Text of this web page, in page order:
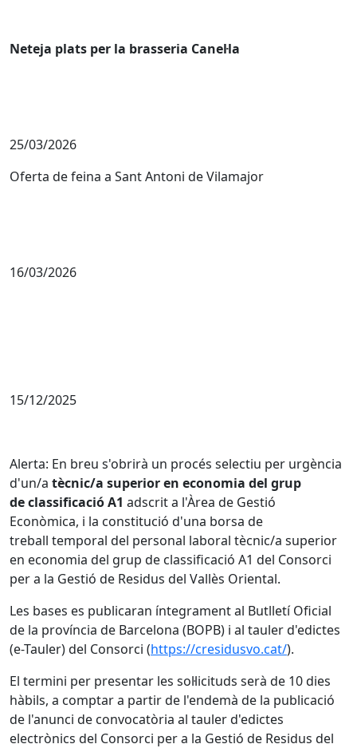
Neteja plats per la brasseria Canel·la
25/03/2026
Oferta de feina a Sant Antoni de Vilamajor
16/03/2026
15/12/2025
Alerta: En breu s'obrirà un procés selectiu per urgència
d'un/a tècnic/a superior en economia del grup
de classificació A1 adscrit a l'Àrea de Gestió
Econòmica, i la constitució d'una borsa de
treball temporal del personal laboral tècnic/a superior
en economia del grup de classificació A1 del Consorci
per a la Gestió de Residus del Vallès Oriental.
Les bases es publicaran íntegrament al Butlletí Oficial
de la província de Barcelona (BOPB) i al tauler d'edictes
(e-Tauler) del Consorci (https://cresidusvo.cat/).
El termini per presentar les sol·licituds serà de 10 dies
hàbils, a comptar a partir de l'endemà de la publicació
de l'anunci de convocatòria al tauler d'edictes
electrònics del Consorci per a la Gestió de Residus del